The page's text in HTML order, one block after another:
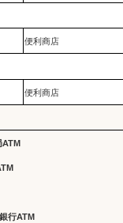
便利商店
便利商店
ATM
行ATM